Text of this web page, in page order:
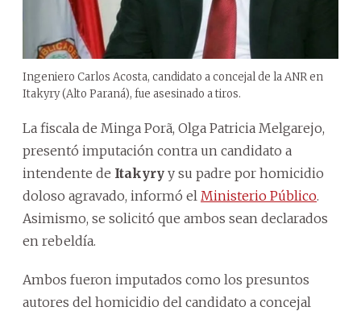
Ingeniero Carlos Acosta, candidato a concejal de la ANR en
Itakyry (Alto Paraná), fue asesinado a tiros.
La fiscala de Minga Porã, Olga Patricia Melgarejo,
presentó imputación contra un candidato a
intendente de Itakyry y su padre por homicidio
doloso agravado, informó el Ministerio Público.
Asimismo, se solicitó que ambos sean declarados
en rebeldía.
Ambos fueron imputados como los presuntos
autores del homicidio del candidato a concejal